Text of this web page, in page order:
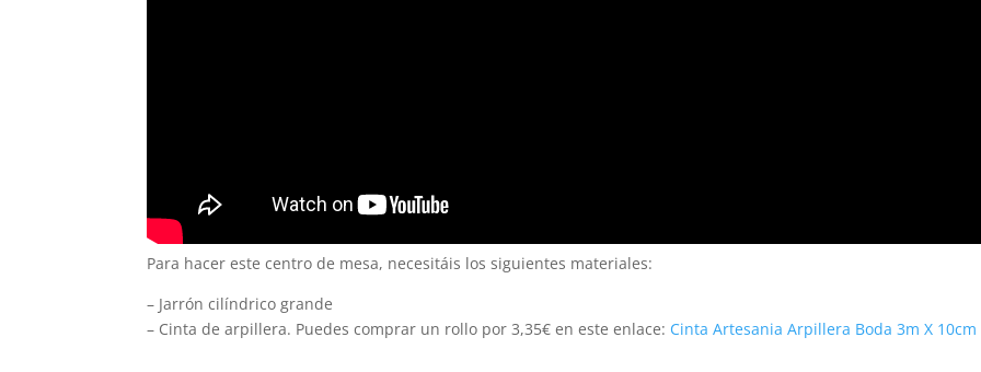
Para hacer este centro de mesa, necesitáis los siguientes materiales:
– Jarrón cilíndrico grande
– Cinta de arpillera. Puedes comprar un rollo por 3,35€ en este enlace: Cinta Artesania Arpillera Boda 3m X 10cm